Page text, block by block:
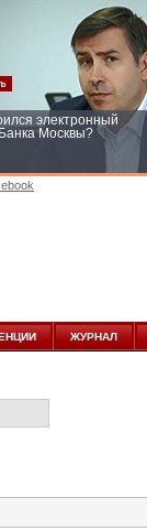
электронный
Москвы?
ЖУРНАЛ